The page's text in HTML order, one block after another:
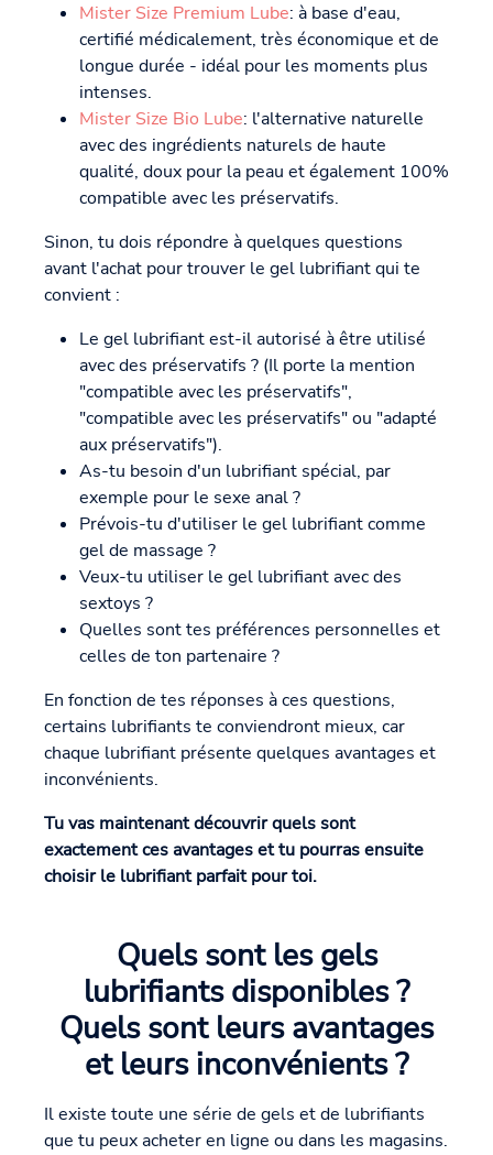
Mister Size Premium Lube: à base d'eau,
certifié médicalement, très économique et de
longue durée - idéal pour les moments plus
intenses.
Mister Size Bio Lube: l'alternative naturelle
avec des ingrédients naturels de haute
qualité, doux pour la peau et également 100%
compatible avec les préservatifs.
Sinon, tu dois répondre à quelques questions
avant l'achat pour trouver le gel lubrifiant qui te
convient :
Le gel lubrifiant est-il autorisé à être utilisé
avec des préservatifs ? (Il porte la mention
"compatible avec les préservatifs",
"compatible avec les préservatifs" ou "adapté
aux préservatifs").
As-tu besoin d'un lubrifiant spécial, par
exemple pour le sexe anal ?
Prévois-tu d'utiliser le gel lubrifiant comme
gel de massage ?
Veux-tu utiliser le gel lubrifiant avec des
sextoys ?
Quelles sont tes préférences personnelles et
celles de ton partenaire ?
En fonction de tes réponses à ces questions,
certains lubrifiants te conviendront mieux, car
chaque lubrifiant présente quelques avantages et
inconvénients.
Tu vas maintenant découvrir quels sont
exactement ces avantages et tu pourras ensuite
choisir le lubrifiant parfait pour toi.
Quels sont les gels
lubrifiants disponibles ?
Quels sont leurs avantages
et leurs inconvénients ?
Il existe toute une série de gels et de lubrifiants
que tu peux acheter en ligne ou dans les magasins.